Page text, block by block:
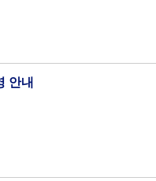
안내